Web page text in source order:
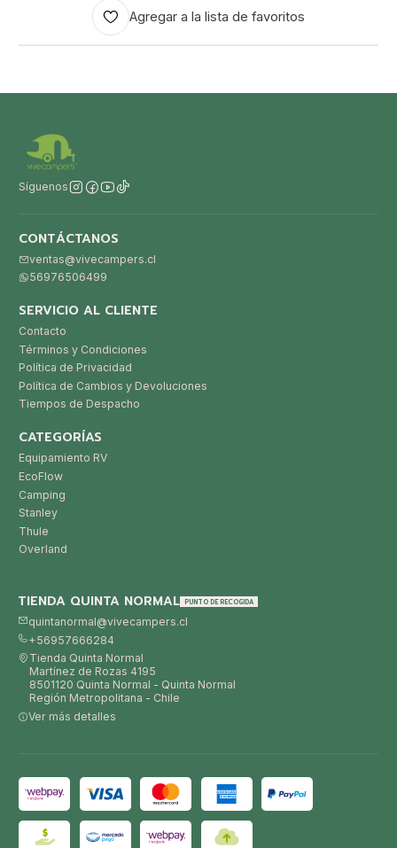
Agregar a la lista de favoritos
Síguenos
CONTÁCTANOS
ventas@vivecampers.cl
56976506499
SERVICIO AL CLIENTE
Contacto
Términos y Condiciones
Política de Privacidad
Política de Cambios y Devoluciones
Tiempos de Despacho
CATEGORÍAS
Equipamiento RV
EcoFlow
Camping
Stanley
Thule
Overland
TIENDA QUINTA NORMAL PUNTO DE RECOGIDA
quintanormal@vivecampers.cl
+56957666284
Tienda Quinta Normal
Martínez de Rozas 4195
8501120 Quinta Normal - Quinta Normal
Región Metropolitana - Chile
Ver más detalles